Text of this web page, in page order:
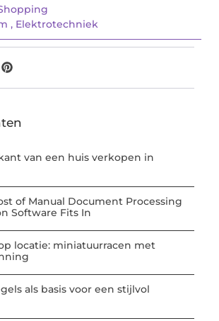
, Elektrotechniek
van een huis verkopen in
of Manual Document Processing
Software Fits In
locatie: miniatuurracen met
als basis voor een stijlvol